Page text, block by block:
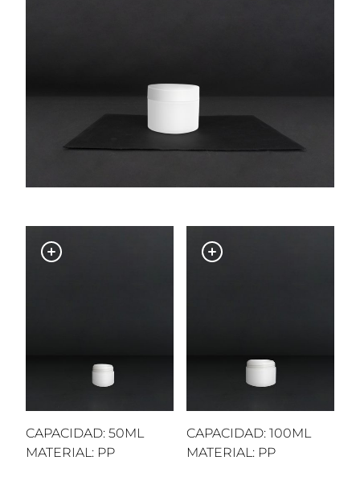
CAPACIDAD: 50ML
MATERIAL: PP
CAPACIDAD: 100ML
MATERIAL: PP